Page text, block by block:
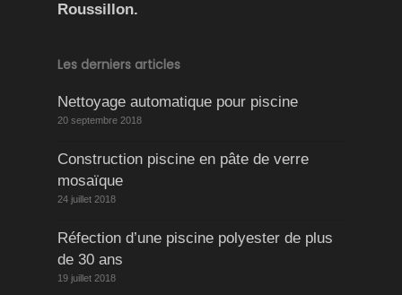
Roussillon.
Les derniers articles
Nettoyage automatique pour piscine
20 septembre 2018
Construction piscine en pâte de verre
mosaïque
24 juillet 2018
Réfection d’une piscine polyester de plus
de 30 ans
19 juillet 2018